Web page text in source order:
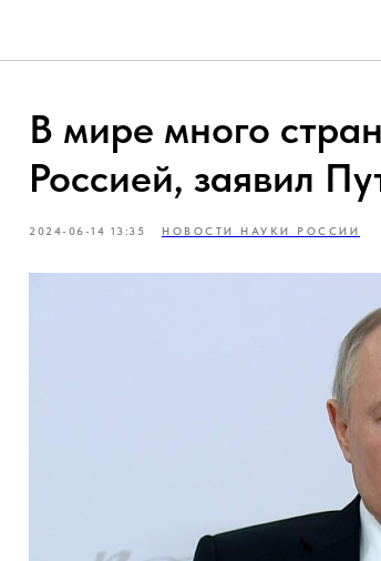
В мире много
Россией, заявил
2024-06-14 13:35 НОВОСТИ НАУКИ РОССИИ